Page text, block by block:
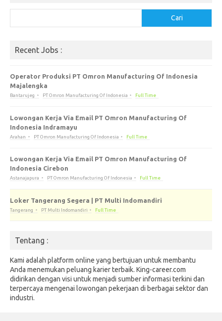
Cari
Recent Jobs :
Operator Produksi PT Omron Manufacturing Of Indonesia
Majalengka
Bantarujeg PT Omron Manufacturing Of Indonesia Full Time
Lowongan Kerja Via Email PT Omron Manufacturing Of
Indonesia Indramayu
Arahan PT Omron Manufacturing Of Indonesia Full Time
Lowongan Kerja Via Email PT Omron Manufacturing Of
Indonesia Cirebon
Astanajapura PT Omron Manufacturing Of Indonesia Full Time
Loker Tangerang Segera | PT Multi Indomandiri
Tangerang PT Multi Indomandiri Full Time
Tentang :
Kami adalah platform online yang bertujuan untuk membantu
Anda menemukan peluang karier terbaik. King-career.com
didirikan dengan visi untuk menjadi sumber informasi terkini dan
terpercaya mengenai lowongan pekerjaan di berbagai sektor dan
industri.